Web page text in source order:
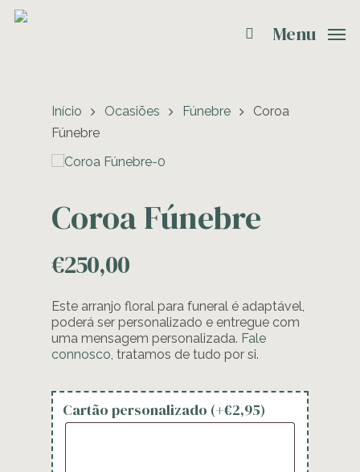
Menu
Início Ocasiões Fúnebre
Coroa
Fúnebre
Coroa Fúnebre
€250,00
Este arranjo floral para funeral é adaptável,
poderá ser personalizado e entregue com
uma mensagem personalizada. Fale
connosco, tratamos de tudo por si.
Cartão personalizado (+€2,95)